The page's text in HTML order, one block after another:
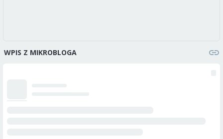
WPIS Z MIKROBLOGA